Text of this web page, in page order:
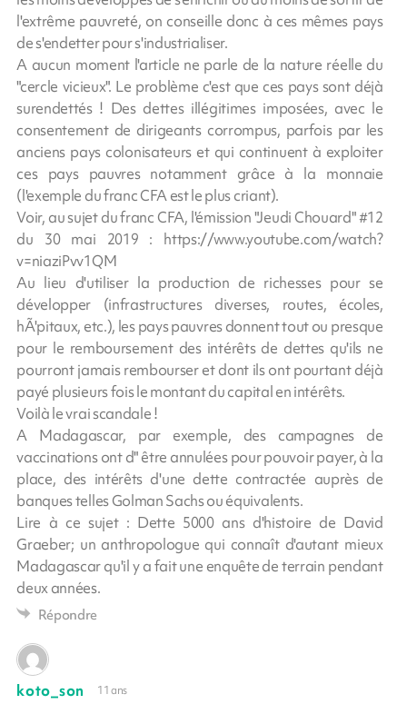
l'extrême pauvreté, on conseille donc à ces mêmes pays
de s'endetter pour s'industrialiser.
A aucun moment l'article ne parle de la nature réelle du
"cercle vicieux". Le problème c'est que ces pays sont déjà
surendettés ! Des dettes illégitimes imposées, avec le
consentement de dirigeants corrompus, parfois par les
anciens pays colonisateurs et qui continuent à exploiter
ces pays pauvres notamment grâce à la monnaie
(l'exemple du franc CFA est le plus criant).
Voir, au sujet du franc CFA, l'émission "Jeudi Chouard" #12
du 30 mai 2019 : https://www.youtube.com/watch?
v=niaziPvv1QM
Au lieu d'utiliser la production de richesses pour se
développer (infrastructures diverses, routes, écoles,
hÃ'pitaux, etc.), les pays pauvres donnent tout ou presque
pour le remboursement des intérêts de dettes qu'ils ne
pourront jamais rembourser et dont ils ont pourtant déjà
payé plusieurs fois le montant du capital en intérêts.
Voilà le vrai scandale !
A Madagascar, par exemple, des campagnes de
vaccinations ont d" être annulées pour pouvoir payer, à la
place, des intérêts d'une dette contractée auprès de
banques telles Golman Sachs ou équivalents.
Lire à ce sujet : Dette 5000 ans d'histoire de David
Graeber; un anthropologue qui connaît d'autant mieux
Madagascar qu'il y a fait une enquête de terrain pendant
deux années.
Répondre
koto_son 11 ans